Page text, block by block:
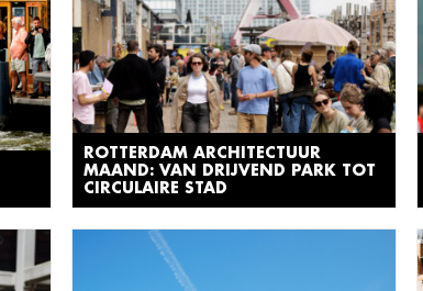
ROTTERDAM ARCHITECTUUR
MAAND: VAN DRIJVEND PARK TOT
CIRCULAIRE STAD